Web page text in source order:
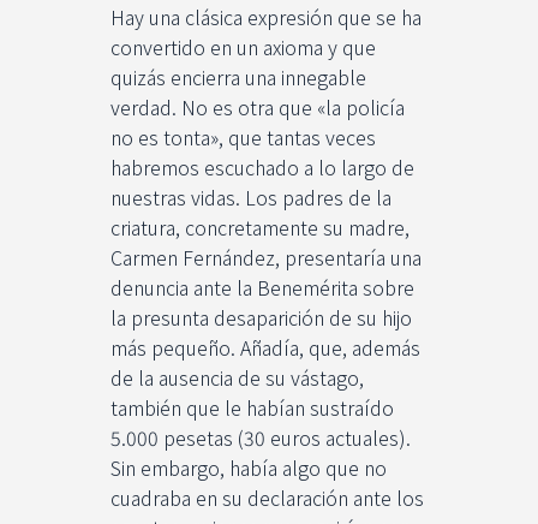
Hay una clásica expresión que se ha
convertido en un axioma y que
quizás encierra una innegable
verdad. No es otra que «la policía
no es tonta», que tantas veces
habremos escuchado a lo largo de
nuestras vidas. Los padres de la
criatura, concretamente su madre,
Carmen Fernández, presentaría una
denuncia ante la Benemérita sobre
la presunta desaparición de su hijo
más pequeño. Añadía, que, además
de la ausencia de su vástago,
también que le habían sustraído
5.000 pesetas (30 euros actuales).
Sin embargo, había algo que no
cuadraba en su declaración ante los